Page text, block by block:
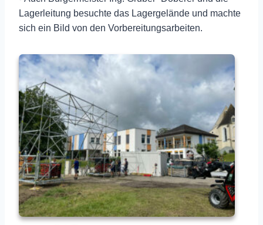
Lagerleitung besuchte das Lagergelände und machte
sich ein Bild von den Vorbereitungsarbeiten.